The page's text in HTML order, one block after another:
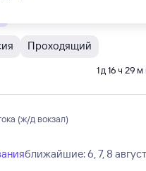
Проходящий
(ж/д вокзал)
1 д 16 ч 29
ближайшие: 6, 7, 8